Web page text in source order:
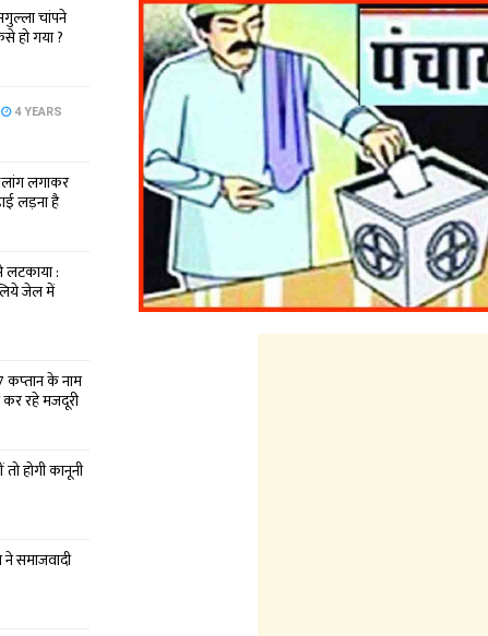
चांपने
हो गया ?
4 YEARS
लगाकर
लड़ना है
लटकाया :
जेल में
कप्‍तान के नाम
रहे मजदूरी
होगी कानूनी
समाजवादी